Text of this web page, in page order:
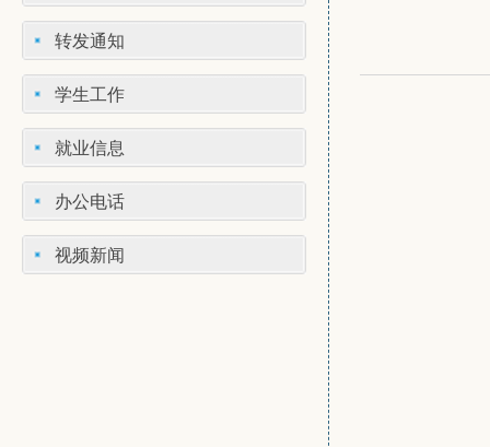
转发通知
学生工作
就业信息
办公电话
视频新闻